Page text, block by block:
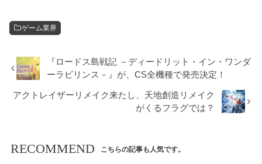
ゲーム業界
『ロードス島戦記 －ディードリット・イン・ワンダ
ーラビリンス－』が、CS全機種で発売決定！
アクトレイザーリメイク来たし、天地創造リメイク
がくるフラグでは？
RECOMMEND こちらの記事も人気です。